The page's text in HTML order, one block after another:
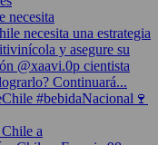
necesita
a